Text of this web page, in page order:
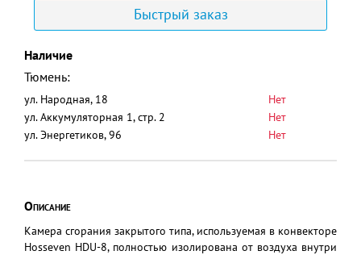
Быстрый заказ
Наличие
Тюмень:
ул. Народная, 18
Нет
ул. Аккумуляторная 1, стр. 2
Нет
ул. Энергетиков, 96
Нет
Описание
Камера сгорания закрытого типа, используемая в конвекторе
Hosseven HDU-8, полностью изолирована от воздуха внутри